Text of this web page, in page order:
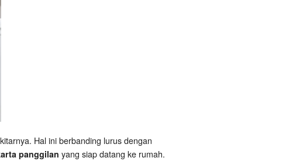
Hal ini berbanding lurus dengan
panggilan yang siap datang ke rumah.